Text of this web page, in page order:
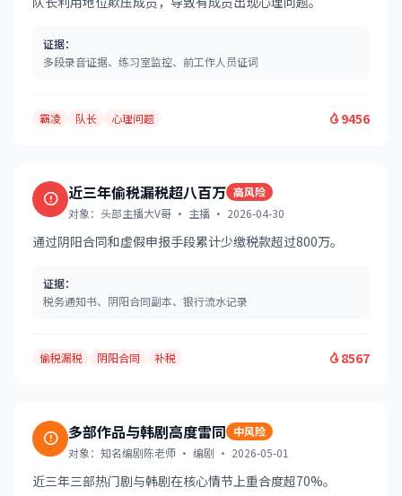
证据：
多段录音证据、练习室监控、前工作人员证词
霸凌 队长 心理问题 9456
近三年偷税漏税超八百万 高风险
对象：头部主播大V哥 · 主播 · 2026-04-30
通过阴阳合同和虚假申报手段累计少缴税款超过800万。
证据：
税务通知书、阴阳合同副本、银行流水记录
偷税漏税 阴阳合同 补税 8567
多部作品与韩剧高度雷同 中风险
对象：知名编剧陈老师 · 编剧 · 2026-05-01
近三年三部热门剧与韩剧在核心情节上重合度超70%。